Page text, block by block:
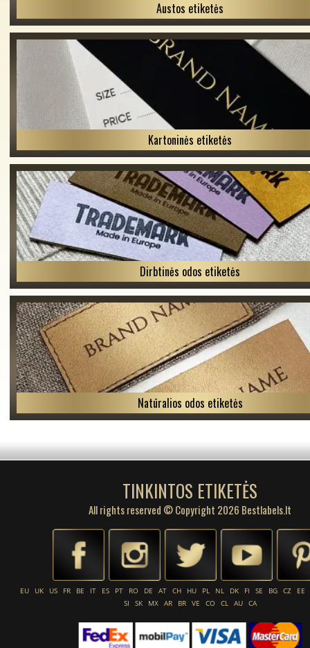
Austos etiketės
Kartoninės etiketės
Dirbtinės odos etiketės
Natūralios odos etiketės
TINKINTOS ETIKETĖS
All rights reserved © Copyright 2026 Bestlabels.lt
EU UK US FR BE IT ES PT RO DE AT CH HU PL NL DK FI SE BG CZ
EE
SI
SK MX AR BR VE CO CL AU CA